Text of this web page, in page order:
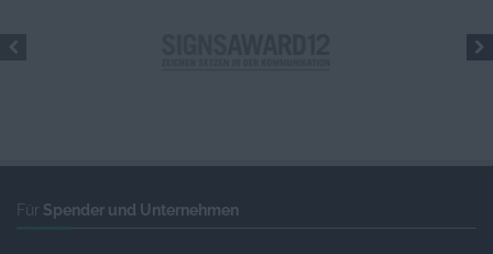
Für Spender und Unternehmen